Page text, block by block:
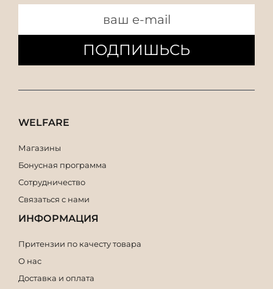
ПОДПИШЬСЬ
WELFARE
Магазины
Бонусная программа
Сотрудничество
Связаться с нами
ИНФОРМАЦИЯ
Притензии по качесту товара
О нас
Доставка и оплата